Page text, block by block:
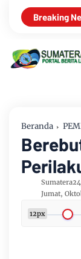
Breaking
Tanah
Beranda
Jumat,
12px